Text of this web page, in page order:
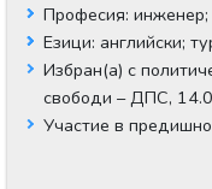
Професия:инженер;
Езици: английски;
Избран(а) с
свободи – ДПС,
Участие в